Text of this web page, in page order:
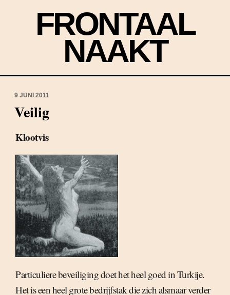
FRONTAAL
NAAKT
9 JUNI 2011
Veilig
Klootvis
Particuliere beveiliging doet het heel goed in Turkije.
Het is een heel grote bedrijfstak die zich alsmaar verder